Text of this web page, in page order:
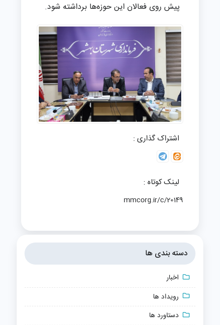
پیش روی فعالان این حوزه‌ها برداشته شود.
اشتراک گذاری :
لینک کوتاه :
mmcorg.ir/c/20149
دسته بندی ها
اخبار
رویداد ها
دستاورد ها